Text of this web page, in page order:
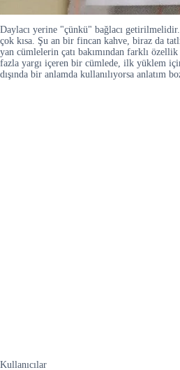
Daylacı yerine "çünkü" bağlacı
çok kısa. Şu an bir fincan kahve, biraz da
yan cümlelerin çatı bakımından farklı
fazla yargı içeren bir cümlede, ilk yüklem
dışında bir anlamda kullanılıyorsa anlatım
Kullanıcılar